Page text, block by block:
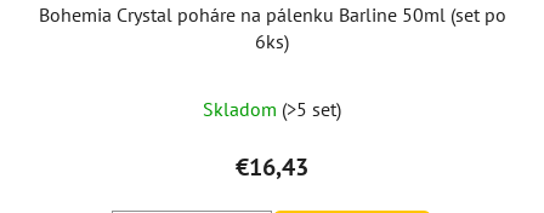
Bohemia Crystal poháre na pálenku Barline 50ml (set po
6ks)
Skladom (>5 set)
€16,43